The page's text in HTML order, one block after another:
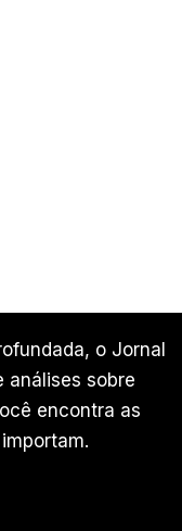
o Jornal
análises sobre
encontra as